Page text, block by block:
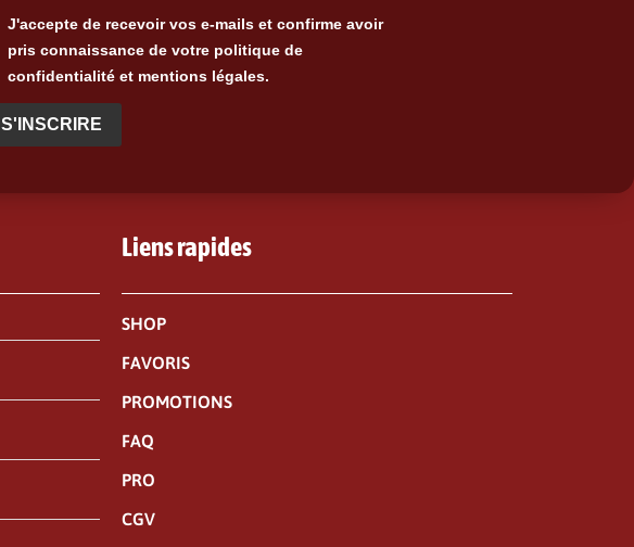
J'accepte de recevoir vos e-mails et confirme avoir
pris connaissance de votre politique de
confidentialité et mentions légales.
S'INSCRIRE
Liens rapides
SHOP
FAVORIS
PROMOTIONS
FAQ
PRO
CGV